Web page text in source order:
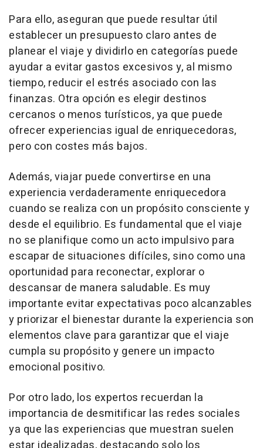
Para ello, aseguran que puede resultar útil
establecer un presupuesto claro antes de
planear el viaje y dividirlo en categorías puede
ayudar a evitar gastos excesivos y, al mismo
tiempo, reducir el estrés asociado con las
finanzas. Otra opción es elegir destinos
cercanos o menos turísticos, ya que puede
ofrecer experiencias igual de enriquecedoras,
pero con costes más bajos.
Además, viajar puede convertirse en una
experiencia verdaderamente enriquecedora
cuando se realiza con un propósito consciente y
desde el equilibrio. Es fundamental que el viaje
no se planifique como un acto impulsivo para
escapar de situaciones difíciles, sino como una
oportunidad para reconectar, explorar o
descansar de manera saludable. Es muy
importante evitar expectativas poco alcanzables
y priorizar el bienestar durante la experiencia son
elementos clave para garantizar que el viaje
cumpla su propósito y genere un impacto
emocional positivo.
Por otro lado, los expertos recuerdan la
importancia de desmitificar las redes sociales
ya que las experiencias que muestran suelen